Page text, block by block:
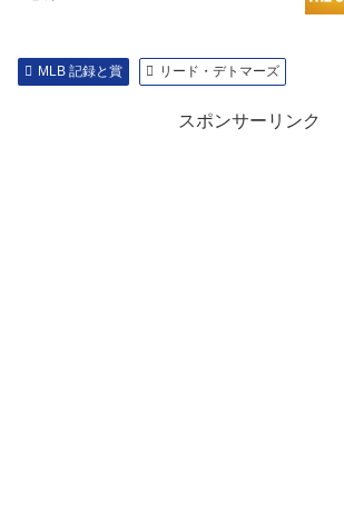
MLB 記録と賞 リード・デトマーズ
スポンサーリンク